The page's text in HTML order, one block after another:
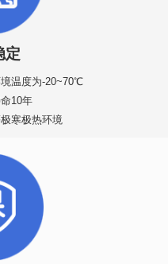
定
温度为-20~70℃
10年
寒极热环境